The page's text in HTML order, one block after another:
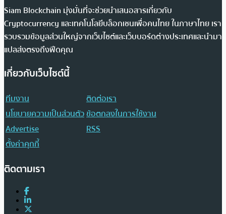
Siam Blockchain มุ่งมั่นที่จะช่วยนำเสนอสารเกี่ยวกับ
Cryptocurrency และเทคโนโลยีบล็อกเชนเพื่อคนไทย ในภาษาไทย เรา
รวบรวมข้อมูลส่วนใหญ่จากเว็บไซต์และเว็บบอร์ดต่างประเทศและนำมา
แปลส่งตรงถึงฟีดคุณ
เกี่ยวกับเว็บไซต์นี้
ทีมงาน
ติดต่อเรา
นโยบายความเป็นส่วนตัวข้อตกลงในการใช้งาน
Advertise
RSS
ตั้งค่าคุกกี้
ติดตามเรา